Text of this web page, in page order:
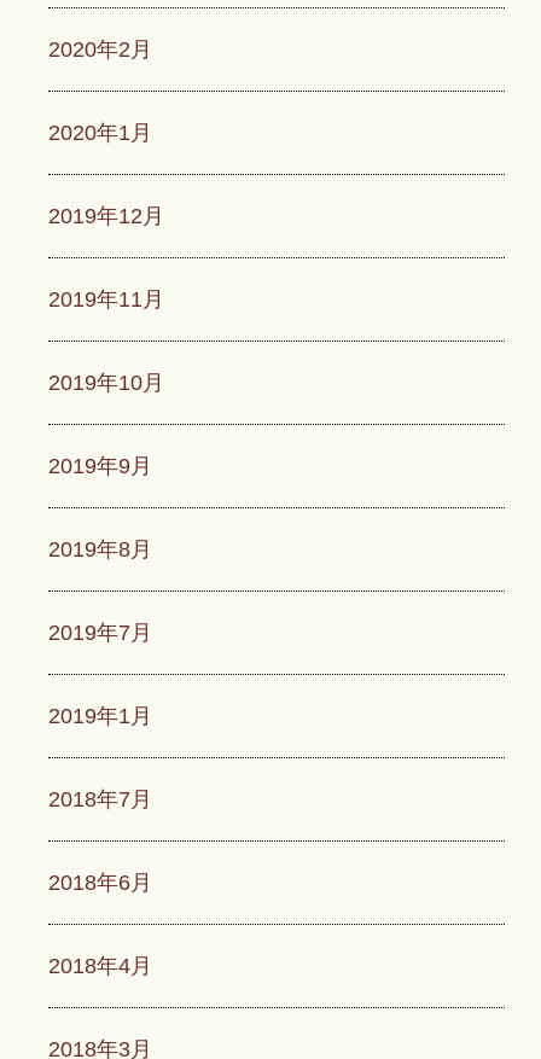
2020年2月
2020年1月
2019年12月
2019年11月
2019年10月
2019年9月
2019年8月
2019年7月
2019年1月
2018年7月
2018年6月
2018年4月
2018年3月